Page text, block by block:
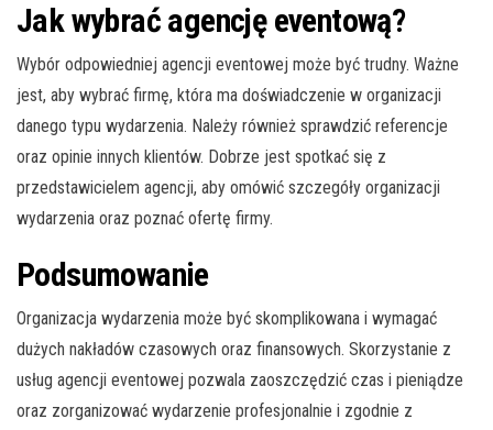
Jak wybrać agencję eventową?
Wybór odpowiedniej agencji eventowej może być trudny. Ważne
jest, aby wybrać firmę, która ma doświadczenie w organizacji
danego typu wydarzenia. Należy również sprawdzić referencje
oraz opinie innych klientów. Dobrze jest spotkać się z
przedstawicielem agencji, aby omówić szczegóły organizacji
wydarzenia oraz poznać ofertę firmy.
Podsumowanie
Organizacja wydarzenia może być skomplikowana i wymagać
dużych nakładów czasowych oraz finansowych. Skorzystanie z
usług agencji eventowej pozwala zaoszczędzić czas i pieniądze
oraz zorganizować wydarzenie profesjonalnie i zgodnie z